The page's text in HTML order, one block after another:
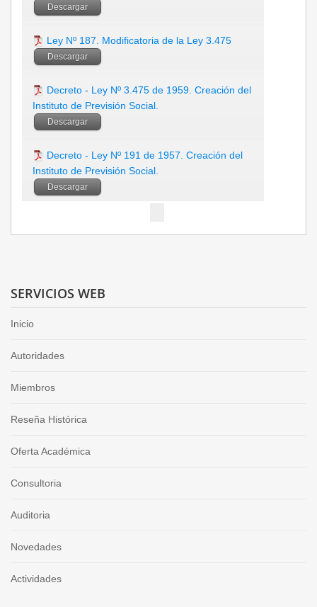
Descargar
Ley Nº 187. Modificatoria de la Ley 3.475
Descargar
Decreto - Ley Nº 3.475 de 1959. Creación del
Instituto de Previsión Social.
Descargar
Decreto - Ley Nº 191 de 1957. Creación del
Instituto de Previsión Social.
Descargar
SERVICIOS WEB
Inicio
Autoridades
Miembros
Reseña Histórica
Oferta Académica
Consultoria
Auditoria
Novedades
Actividades